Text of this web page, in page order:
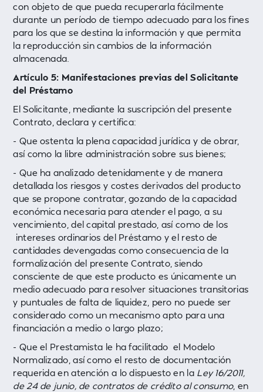
con objeto de que pueda recuperarla fácilmente
durante un período de tiempo adecuado para los fines
para los que se destina la información y que permita
la reproducción sin cambios de la información
almacenada.
Artículo 5: Manifestaciones previas del Solicitante
del Préstamo
El Solicitante, mediante la suscripción del presente
Contrato, declara y certifica:
- Que ostenta la plena capacidad jurídica y de obrar,
así como la libre administración sobre sus bienes;
- Que ha analizado detenidamente y de manera
detallada los riesgos y costes derivados del producto
que se propone contratar, gozando de la capacidad
económica necesaria para atender el pago, a su
vencimiento, del capital prestado, así como de los
intereses ordinarios del Préstamo y el resto de
cantidades devengadas como consecuencia de la
formalización del presente Contrato, siendo
consciente de que este producto es únicamente un
medio adecuado para resolver situaciones transitorias
y puntuales de falta de liquidez, pero no puede ser
considerado como un mecanismo apto para una
financiación a medio o largo plazo;
- Que el Prestamista le ha facilitado el Modelo
Normalizado, así como el resto de documentación
requerida en atención a lo dispuesto en la Ley 16/2011,
de 24 de junio, de contratos de crédito al consumo, en